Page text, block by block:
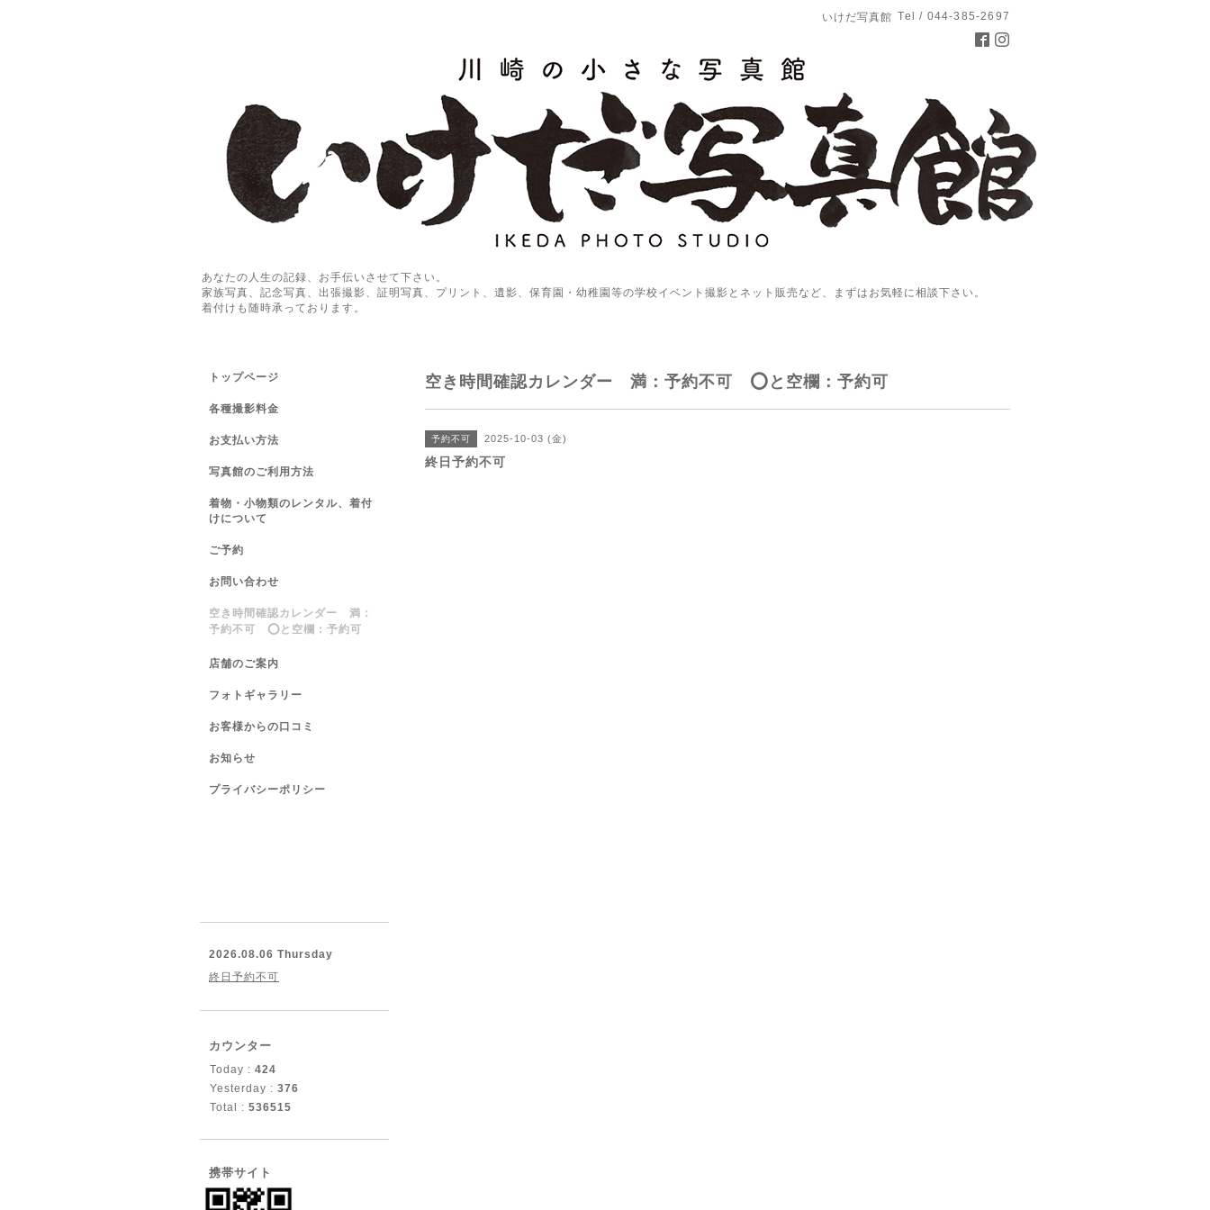
いけだ写真館 Tel / 044-385-2697
あなたの人生の記録、お手伝いさせて下さい。
家族写真、記念写真、出張撮影、証明写真、プリント、遺影、保育園・幼稚園等の学校イベント撮影とネット販売など、まずはお気軽に相談下さい。
着付けも随時承っております。
空き時間確認カレンダー 満：予約不可 ⭕️と空欄：予約可
予約不可 2025-10-03 (金)
終日予約不可
トップページ
各種撮影料金
お支払い方法
写真館のご利用方法
着物・小物類のレンタル、着付
けについて
ご予約
お問い合わせ
空き時間確認カレンダー 満：
予約不可 ⭕️と空欄：予約可
店舗のご案内
フォトギャラリー
お客様からの口コミ
お知らせ
プライバシーポリシー
2026.08.06 Thursday
終日予約不可
カウンター
Today : 424
Yesterday : 376
Total : 536515
携帯サイト